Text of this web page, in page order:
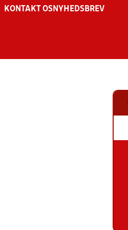
KONTAKT OS NYHEDSBREV